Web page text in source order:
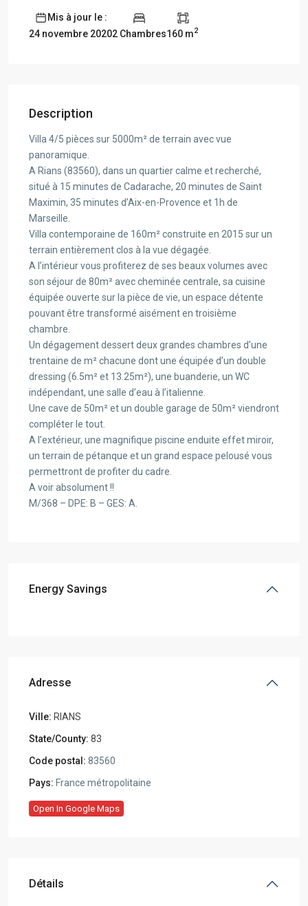
Mis à jour le :
24 novembre 20202 Chambres160 m2
Description
Villa 4/5 pièces sur 5000m² de terrain avec vue
panoramique.
A Rians (83560), dans un quartier calme et recherché,
situé à 15 minutes de Cadarache, 20 minutes de Saint
Maximin, 35 minutes d’Aix-en-Provence et 1h de
Marseille.
Villa contemporaine de 160m² construite en 2015 sur un
terrain entièrement clos à la vue dégagée.
A l’intérieur vous profiterez de ses beaux volumes avec
son séjour de 80m² avec cheminée centrale, sa cuisine
équipée ouverte sur la pièce de vie, un espace détente
pouvant être transformé aisément en troisième
chambre.
Un dégagement dessert deux grandes chambres d’une
trentaine de m² chacune dont une équipée d’un double
dressing (6.5m² et 13.25m²), une buanderie, un WC
indépendant, une salle d’eau à l’italienne.
Une cave de 50m² et un double garage de 50m² viendront
compléter le tout.
A l’extérieur, une magnifique piscine enduite effet miroir,
un terrain de pétanque et un grand espace pelousé vous
permettront de profiter du cadre.
A voir absolument !!
M/368 – DPE: B – GES: A.
Energy Savings
Adresse
Ville: RIANS
State/County: 83
Code postal: 83560
Pays: France métropolitaine
Open In Google Maps
Détails